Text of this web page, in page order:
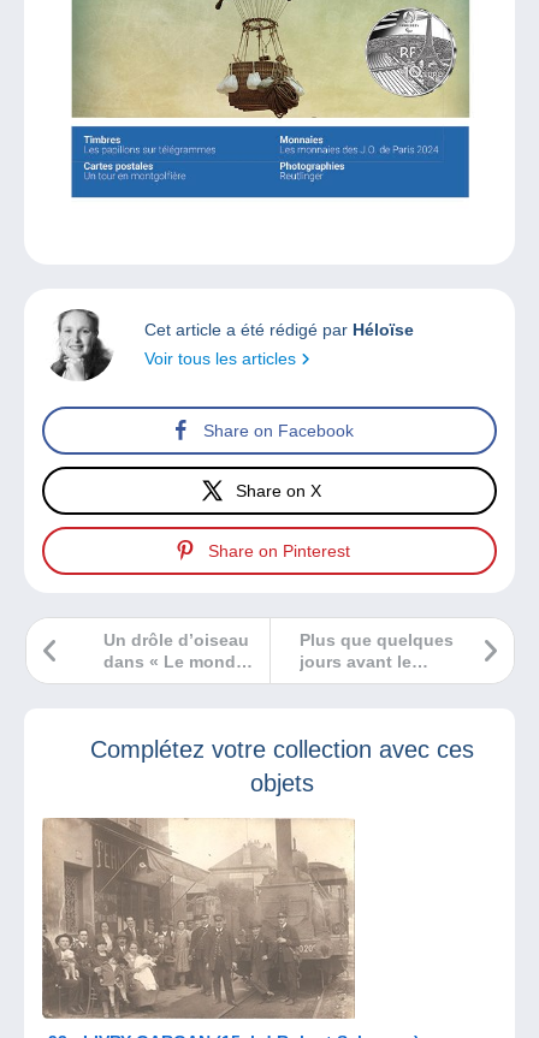
Cet article a été rédigé par Héloïse
Voir tous les articles
Share on Facebook
Share on X
Share on Pinterest
Plus que quelques
jours avant le
salon
Expo
Un drôle d’oiseau
dans « Le monde
de la collection » !
Complétez votre collection avec ces
objets